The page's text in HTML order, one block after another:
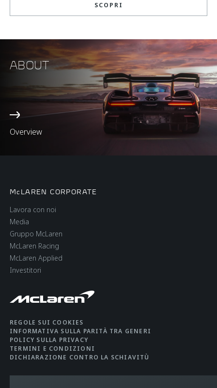
SCOPRI
Overview
ABOUT
McLAREN CORPORATE
Lavora con noi
Media
Gruppo McLaren
McLaren Racing
McLaren Applied
Investitori
REGOLE SUI COOKIES
INFORMATIVA SULLA PARITÀ TRA GENERI
POLICY SULLA PRIVACY
TERMINI E CONDIZIONI
DICHIARAZIONE CONTRO LA SCHIAVITÙ